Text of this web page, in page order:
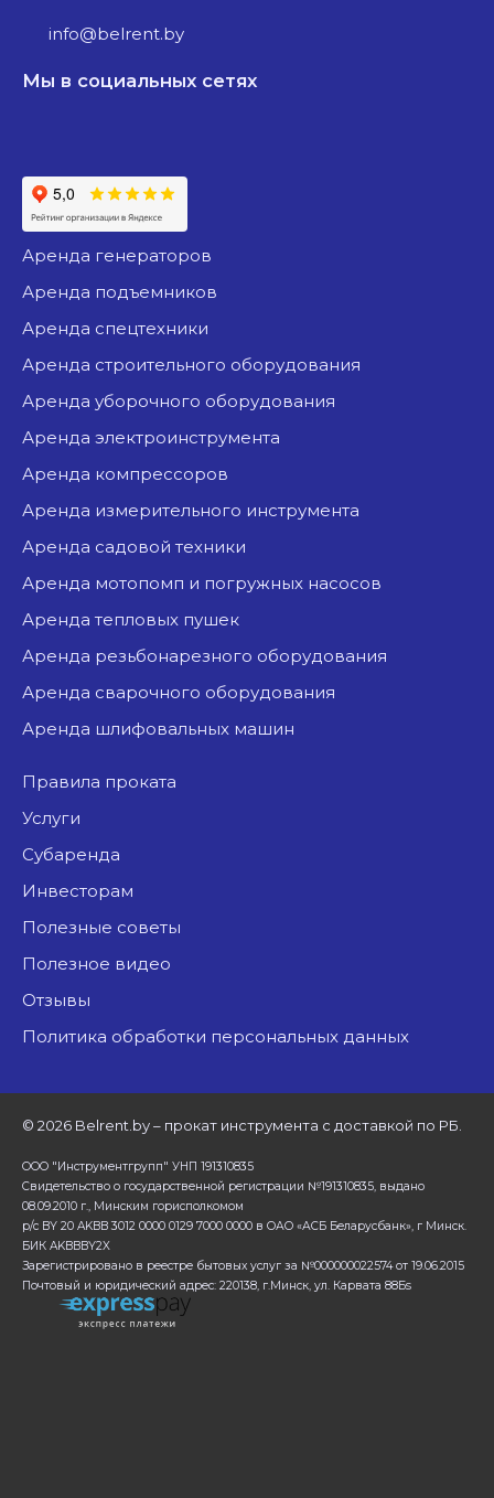
info@belrent.by
Мы в социальных сетях
аренда генераторов
аренда подъемников
аренда спецтехники
аренда строительного оборудования
аренда уборочного оборудования
аренда электроинструмента
аренда компрессоров
аренда измерительного инструмента
аренда садовой техники
аренда мотопомп и погружных насосов
аренда тепловых пушек
аренда резьбонарезного оборудования
аренда сварочного оборудования
аренда шлифовальных машин
Правила проката
Услуги
Субаренда
Инвесторам
Полезные советы
Полезное видео
Отзывы
Политика обработки персональных данных
© 2026 Belrent.by – прокат инструмента с доставкой по РБ.
ООО "Инструментгрупп" УНП 191310835
Свидетельство о государственной регистрации №191310835, выдано
08.09.2010 г., Минским горисполкомом
р/с BY 20 AKBB 3012 0000 0129 7000 0000 в ОАО «АСБ Беларусбанк», г Минск.
БИК AKBBBY2X
Зарегистрировано в реестре бытовых услуг за №000000022574 от 19.06.2015
Почтовый и юридический адрес: 220138, г.Минск, ул. Карвата 88Бs